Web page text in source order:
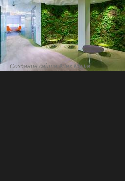
Создание сайтаArtex Media